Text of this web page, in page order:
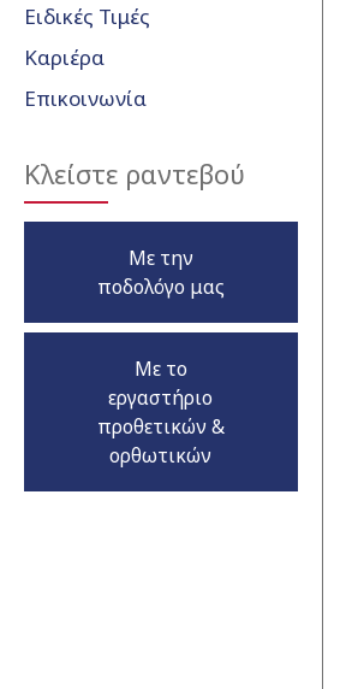
Ειδικές Τιμές
Καριέρα
Επικοινωνία
Κλείστε ραντεβού
Με την
ποδολόγο μας
Με το
εργαστήριο
προθετικών &
ορθωτικών